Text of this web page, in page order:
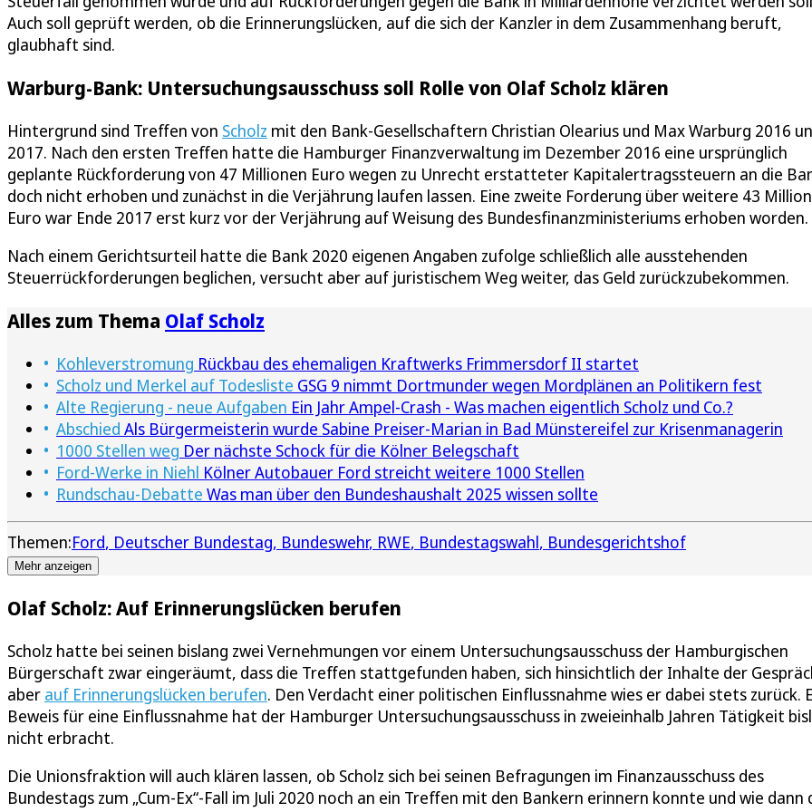
Auch soll geprüft werden, ob die Erinnerungslücken, auf die sich der Kanzler in dem Zusammenhang beruft,
glaubhaft sind.
Warburg-Bank: Untersuchungsausschuss soll Rolle von Olaf Scholz klären
Hintergrund sind Treffen von Scholz mit den Bank-Gesellschaftern Christian Olearius und Max Warburg 2016
2017. Nach den ersten Treffen hatte die Hamburger Finanzverwaltung im Dezember 2016 eine ursprünglich
geplante Rückforderung von 47 Millionen Euro wegen zu Unrecht erstatteter Kapitalertragssteuern an die
doch nicht erhoben und zunächst in die Verjährung laufen lassen. Eine zweite Forderung über weitere 43
Euro war Ende 2017 erst kurz vor der Verjährung auf Weisung des Bundesfinanzministeriums erhoben worden.
Nach einem Gerichtsurteil hatte die Bank 2020 eigenen Angaben zufolge schließlich alle ausstehenden
Steuerrückforderungen beglichen, versucht aber auf juristischem Weg weiter, das Geld zurückzubekommen.
Alles zum Thema Olaf Scholz
Kohleverstromung Rückbau des ehemaligen Kraftwerks Frimmersdorf II startet
Scholz und Merkel auf Todesliste GSG 9 nimmt Dortmunder wegen Mordplänen an Politikern fest
Alte Regierung - neue Aufgaben Ein Jahr Ampel-Crash - Was machen eigentlich Scholz und Co.?
Abschied Als Bürgermeisterin wurde Sabine Preiser-Marian in Bad Münstereifel zur Krisenmanagerin
1000 Stellen weg Der nächste Schock für die Kölner Belegschaft
Ford-Werke in Niehl Kölner Autobauer Ford streicht weitere 1000 Stellen
Rundschau-Debatte Was man über den Bundeshaushalt 2025 wissen sollte
Themen:Ford Deutscher Bundestag Bundeswehr RWE Bundestagswahl Bundesgerichtshof
Mehr anzeigen
Olaf Scholz: Auf Erinnerungslücken berufen
Scholz hatte bei seinen bislang zwei Vernehmungen vor einem Untersuchungsausschuss der Hamburgischen
Bürgerschaft zwar eingeräumt, dass die Treffen stattgefunden haben, sich hinsichtlich der Inhalte der
aber auf Erinnerungslücken berufen. Den Verdacht einer politischen Einflussnahme wies er dabei stets zurück.
Beweis für eine Einflussnahme hat der Hamburger Untersuchungsausschuss in zweieinhalb Jahren Tätigkeit
nicht erbracht.
Die Unionsfraktion will auch klären lassen, ob Scholz sich bei seinen Befragungen im Finanzausschuss des
Bundestags zum „Cum-Ex“-Fall im Juli 2020 noch an ein Treffen mit den Bankern erinnern konnte und wie dann